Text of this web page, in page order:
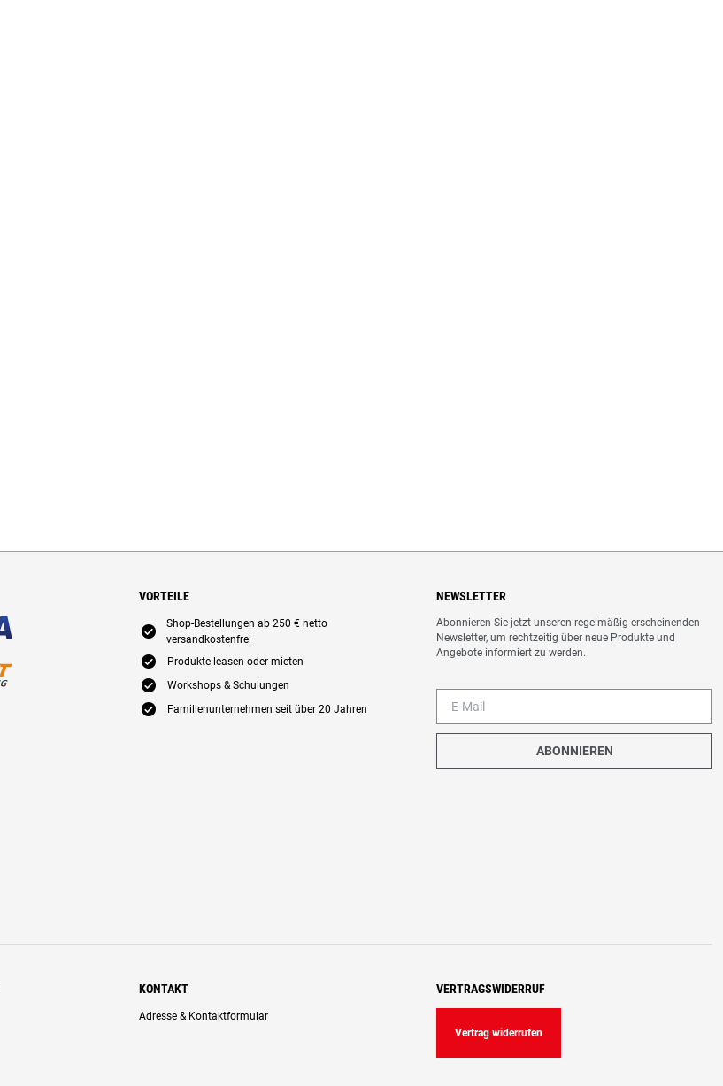
VORTEILE
E
Shop-Bestellungen ab 250 € netto
versandkostenfrei
E Produkte leasen oder mieten
E Workshops & Schulungen
E Familienunternehmen seit über 20 Jahren
NEWSLETTER
Abonnieren Sie jetzt unseren regelmäßig erscheinenden
Newsletter, um rechtzeitig über neue Produkte und
Angebote informiert zu werden.
ABONNIEREN
KONTAKT
Adresse & Kontaktformular
VERTRAGSWIDERRUF
Vertrag widerrufen